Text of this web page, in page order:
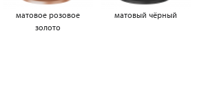
матовое розовое
золото
матовый чёрный